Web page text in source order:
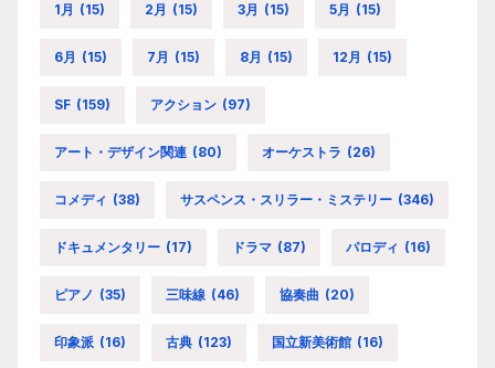
1月 (15) 2月 (15) 3月 (15) 5月 (15)
6月 (15) 7月 (15) 8月 (15) 12月 (15)
SF (159) アクション (97)
アート・デザイン関連 (80) オーケストラ (26)
コメディ (38) サスペンス・スリラー・ミステリー (346)
ドキュメンタリー (17) ドラマ (87) パロディ (16)
ピアノ (35) 三味線 (46) 協奏曲 (20)
印象派 (16) 古典 (123) 国立新美術館 (16)